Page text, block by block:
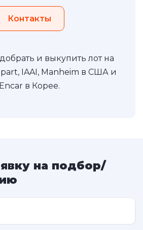
Контакты
и выкупить лот на
IAAI, Manheim в США и
Encar в Корее.
на подбор/